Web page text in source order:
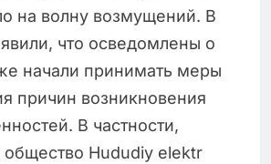
на волну возмущений. В
что осведомлены о
начали принимать меры
причин возникновения
В частности,
Hududiy elektr